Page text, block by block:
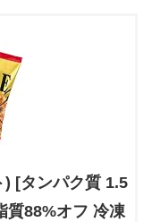
) [タンパク質 1.5
質88%オフ 冷凍